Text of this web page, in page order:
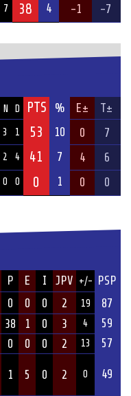
7 38 4 -1 -7
N D PTS % E± T±
3 1 53 10 0 7
2 4 41 7 4 6
0 0 0 1 0 0
P E I JPV +/- PSP
0 0 0 2 19 87
38 1 0 3 4 59
0 0 0 2 13 57
1 5 0 2 0 49